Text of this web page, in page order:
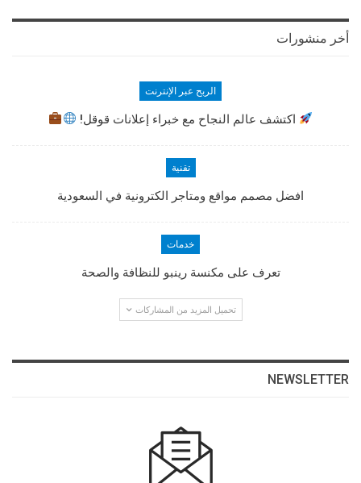
أخر منشورات
الربح عبر الإنترنت
اكتشف عالم النجاح مع خبراء إعلانات قوقل!
تقنية
افضل مصمم مواقع ومتاجر الكترونية في السعودية
خدمات
تعرف على مكنسة رينبو للنظافة والصحة
تحميل المزيد من المشاركات
NEWSLETTER